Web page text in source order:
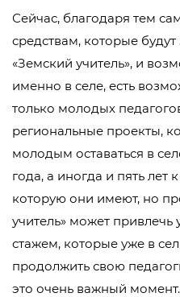
Сейчас, благодаря тем
средствам, которые
«Земский учитель», и
именно в селе, есть
только молодых
региональные проекты,
молодым оставаться в
года, а иногда и пять лет
которую они имеют, но
учитель» может
стажем, которые уже в
продолжить свою
это очень важный момент.